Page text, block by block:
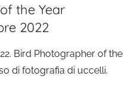
the Year
2022
Bird Photographer of the
di fotografia di uccelli.